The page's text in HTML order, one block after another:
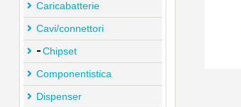
Caricabatterie
Cavi/connettori
Chipset
Componentistica
Dispenser